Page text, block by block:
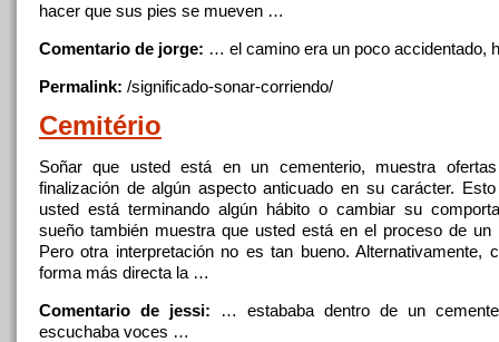
hacer que sus pies se mueven …
Comentario de jorge: … el camino era un poco accidentado,
Permalink: /significado-sonar-corriendo/
Cemitério
Soñar que usted está en un cementerio, muestra
finalización de algún aspecto anticuado en su carácter.
usted está terminando algún hábito o cambiar su
sueño también muestra que usted está en el proceso de un
Pero otra interpretación no es tan bueno. Alternativamente,
forma más directa la …
Comentario de jessi: … estababa dentro de un
escuchaba voces …